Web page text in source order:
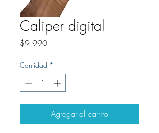
Caliper digital
$9.990Precio
Cantidad *
Agregar al carrito